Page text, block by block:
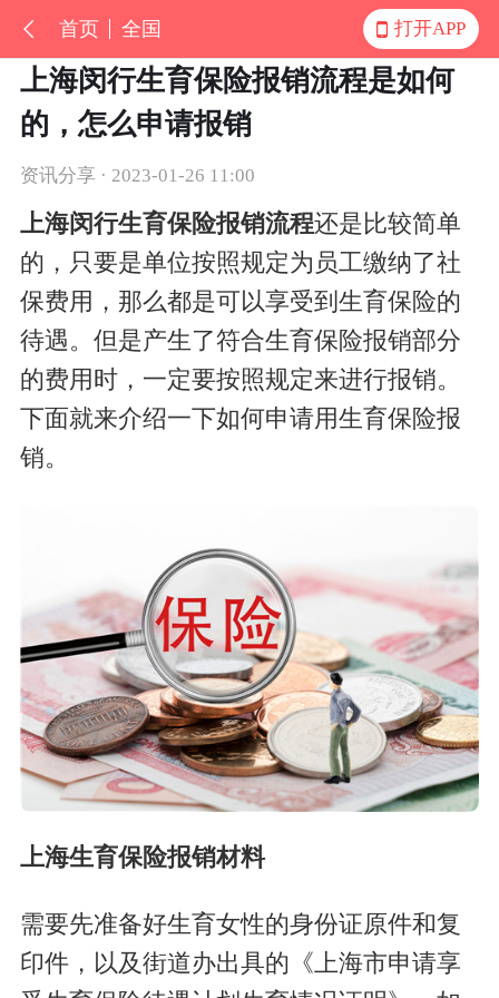
首页 全国 打开APP
上海闵行生育保险报销流程是如何
的，怎么申请报销
资讯分享 · 2023-01-26 11:00
上海闵行生育保险报销流程还是比较简单
的，只要是单位按照规定为员工缴纳了社
保费用，那么都是可以享受到生育保险的
待遇。但是产生了符合生育保险报销部分
的费用时，一定要按照规定来进行报销。
下面就来介绍一下如何申请用生育保险报
销。
上海生育保险报销材料
需要先准备好生育女性的身份证原件和复
印件，以及街道办出具的《上海市申请享